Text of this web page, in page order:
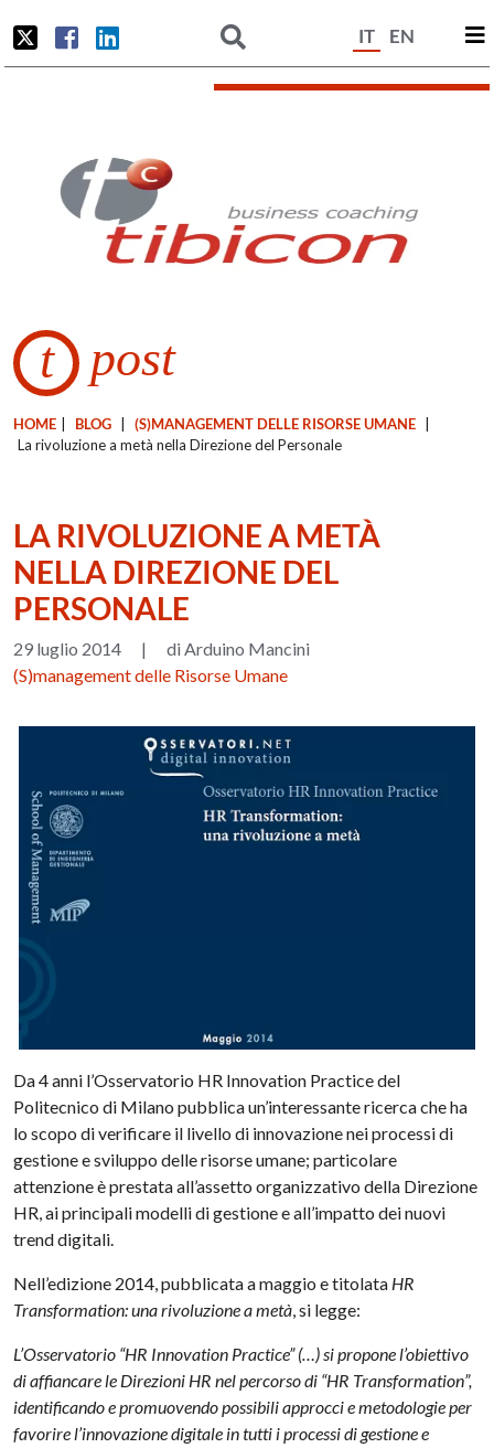
IT EN
t post
HOME BLOG (S)MANAGEMENT DELLE RISORSE UMANE
La rivoluzione a metà nella Direzione del Personale
LA RIVOLUZIONE A METÀ
NELLA DIREZIONE DEL
PERSONALE
29 luglio 2014 |
di Arduino Mancini
(S)management delle Risorse Umane
Da 4 anni l’Osservatorio HR Innovation Practice del
Politecnico di Milano pubblica un’interessante ricerca che ha
lo scopo di verificare il livello di innovazione nei processi di
gestione e sviluppo delle risorse umane; particolare
attenzione è prestata all’assetto organizzativo della Direzione
HR, ai principali modelli di gestione e all’impatto dei nuovi
trend digitali.
Nell’edizione 2014, pubblicata a maggio e titolata HR
Transformation: una rivoluzione a metà, si legge:
L’Osservatorio “HR Innovation Practice” (…) si propone l’obiettivo
di affiancare le Direzioni HR nel percorso di “HR Transformation”,
identificando e promuovendo possibili approcci e metodologie per
favorire l’innovazione digitale in tutti i processi di gestione e